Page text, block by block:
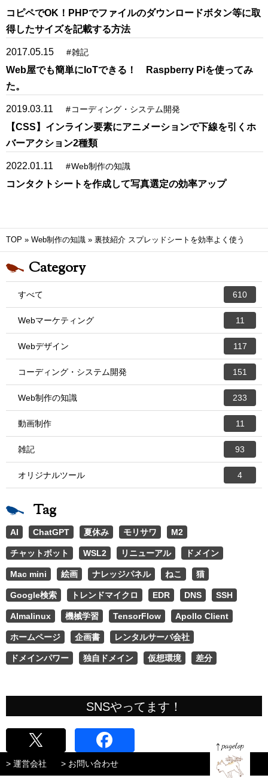
コピペでOK！PHPでファイルのダウンロードボタン等に取
得したサイズを記載する方法
2017.05.15 #雑記
Web屋でも簡単にIoTできる！ Raspberry Piを使ってみ
た。
2019.03.11 #コーディング・システム開発
【CSS】インライン要素にアニメーションで下線を引くホ
バーアクション2種類
2022.01.11 #Web制作の知識
コンタクトシートを作成して写真選定の効率アップ
TOP » Web制作の知識 » 裏技紹介 スプレッドシートを効率よく使う
Category
すべて 610
Webマーケティング 11
Webデザイン 117
コーディング・システム開発 151
Web制作の知識 233
動画制作 11
雑記 93
オリジナルツール 4
Tag
AI ChatGPT 夏休み モリサワ M2
チャットボット WSL2 リニューアル ドメイン
Mac mini 絵画 ナレッジパネル ねこ 猫
Google検索 トレンドマイクロ EDR DNS SSH
Almalinux 機械学習 TensorFlow Apollo Client
ホームページ 企画書 レンタルサーバ会社
ドメインパワー 独自ドメイン 仮想環境 差分
SNSやってます！
> 運営会社 > お問い合わせ